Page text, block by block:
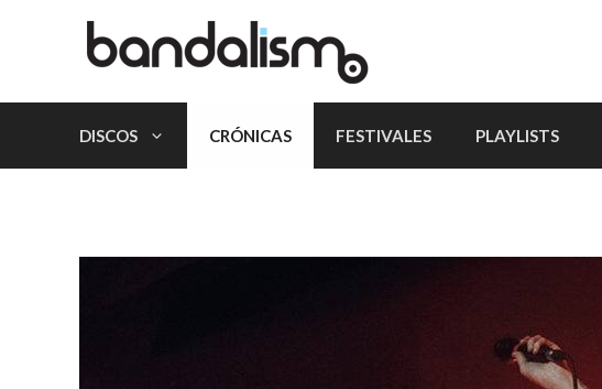
DISCOS CRÓNICAS FESTIVALES PLAYLISTS